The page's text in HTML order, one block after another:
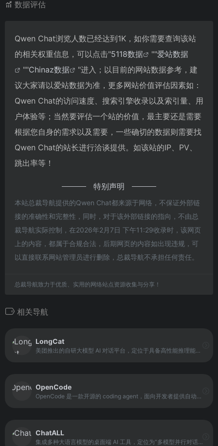
数据评估
Qwen Chat浏览人数已经达到1K，如你需要查询该站
的相关权重信息，可以点击"5118数据 ""爱站数据
""Chinaz数据
"进入；以目前的网站数据参考，建
议大家请以爱站数据为准，更多网站价值评估因素如：
Qwen Chat的访问速度、搜索引擎收录以及索引量、用
户体验等；当然要评估一个站的价值，最主要还是需要
根据您自身的需求以及需要，一些确切的数据则需要找
Qwen Chat的站长进行洽谈提供。如该站的IP、PV、
跳出率等！
特别声明
本站总裁导航提供的Qwen Chat都来源于网络，不保证外部链
接的准确性和完整性，同时，对于该外部链接的指向，不由总
裁导航实际控制，在2026年2月7日 下午11:29收录时，该网页
上的内容，都属于合规合法，后期网页的内容如出现违规，可
以直接联系网站管理员进行删除，总裁导航不承担任何责任。
总裁导航致力于优质、实用的网络站点资源收集与分享！
相关导航
LongCat
美团推出的自研大模型 AI 对话平台，定位于具备高性能推理能力和智能体任务优势的通用大模型。其最新版本 LongCat-Flash-Chat 已正式开源，采用混合专家模型（MoE）架构，总参数规模达 5600 亿。
OpenCode
OpenCode 是一款开源的 coding agent，面向开发者提供自动化编程与智能辅助功能。它可以根据用户输入的需求或任务描述，生成代码、执行任务、进行调试与测试，旨在减少开发者在重复性工作上的投入。作为开源项目，OpenCode 的核心优势在于透明可审计、可自定义扩展，并能与现有开发流程和工具链集成。
ChatALL
集成多种大语言模型的桌面端 AI 工具，定位为“多模型并行对话与比较平台”。其核心功能是在同一输入提示下，同时向多个模型发起请求，并以分栏形式展示不同模型的回答。